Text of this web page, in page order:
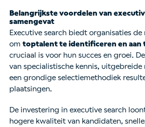
Belangrijkste voordelen van
samengevat
Executive search biedt organisaties
omtoptalent te identificeren en aan
cruciaal is voor hun succes en groei.
van specialistische kennis, uitgebreide
een grondige selectiemethodiek
plaatsingen.
De investering in executive search
hogere kwaliteit van kandidaten,